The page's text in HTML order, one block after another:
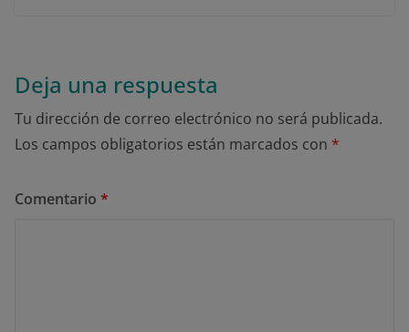
Deja una respuesta
Tu dirección de correo electrónico no será publicada.
Los campos obligatorios están marcados con *
Comentario *